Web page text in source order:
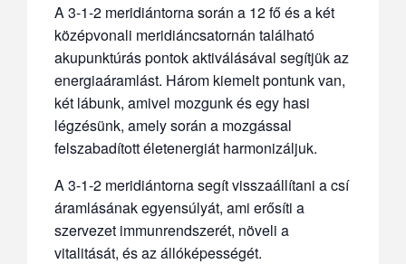
A 3-1-2 meridiántorna során a 12 fő és a két
középvonali meridiáncsatornán található
akupunktúrás pontok aktiválásával segítjük az
energiaáramlást. Három kiemelt pontunk van,
két lábunk, amivel mozgunk és egy hasi
légzésünk, amely során a mozgással
felszabadított életenergiát harmonizáljuk.
A 3-1-2 meridiántorna segít visszaállítani a csí
áramlásának egyensúlyát, ami erősíti a
szervezet immunrendszerét, növeli a
vitalitását, és az állóképességét.